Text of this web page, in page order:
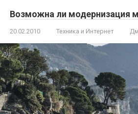
Возможна ли модернизация
20.02.2010 Техника и Интернет